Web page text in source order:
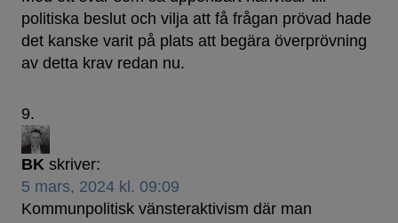
politiska beslut och vilja att få frågan prövad hade
det kanske varit på plats att begära överprövning
av detta krav redan nu.
BK skriver:
5 mars, 2024 kl. 09:09
Kommunpolitisk vänsteraktivism där man